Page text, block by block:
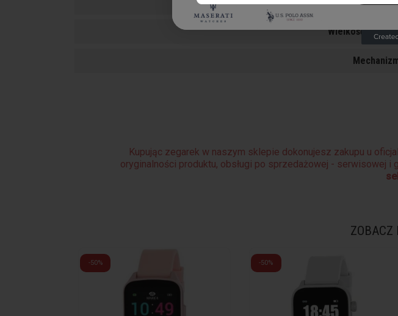
Wielkość
Kupując zegarek w naszym sklepie dokonujesz zakupu u
oryginalności produktu, obsługi po sprzedażowej - serwisowej i
ZOBACZ
-50% -50%